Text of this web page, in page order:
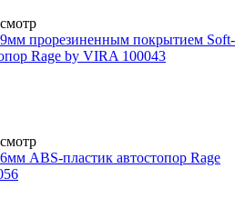
прорезиненным покрытием Soft-
Rage by VIRA 100043
ABS-пластик автостопор Rage